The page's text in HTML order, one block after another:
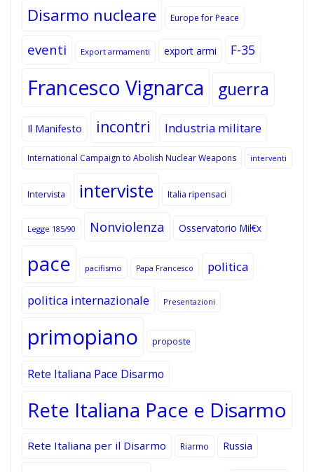
Disarmo nucleare Europe for Peace
eventi Export armamenti export armi F-35
Francesco Vignarca guerra
Il Manifesto incontri Industria militare
International Campaign to Abolish Nuclear Weapons interventi
Intervista interviste Italia ripensaci
Legge 185/90 Nonviolenza Osservatorio Mil€x
pace pacifismo Papa Francesco politica
politica internazionale Presentazioni
primopiano proposte
Rete Italiana Pace Disarmo
Rete Italiana Pace e Disarmo
Rete Italiana per il Disarmo Riarmo Russia